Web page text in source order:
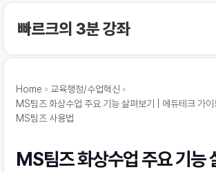
본문 바로가기
빠르크의 3분 강좌
Home
교육행정/수업혁신
MS팀즈 화상수업 주요 기능 살펴보기 | 에듀테
MS팀즈 사용법
MS팀즈 화상수업 주요 기능